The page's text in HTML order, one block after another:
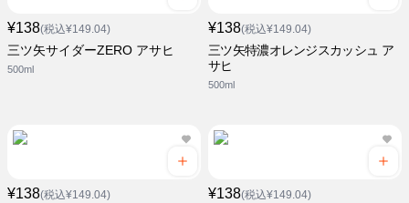
¥138(税込¥149.04)
三ツ矢サイダーZERO アサヒ
500ml
¥138(税込¥149.04)
三ツ矢特濃オレンジスカッシュ ア
サヒ
500ml
¥138(税込¥149.04) ¥138(税込¥149.04)